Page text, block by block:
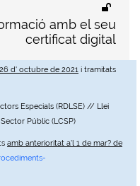
d' octubre de 2021 i tramitats
Especials (RDLSE) // Llei
Públic (LCSP)
amb anterioritat a'l 1 de mar? de
amb el seu
certificat digital